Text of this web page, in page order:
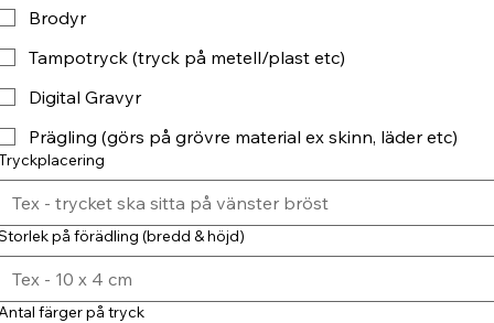
Brodyr
Tampotryck (tryck på metell/plast etc)
Digital Gravyr
Prägling (görs på grövre material ex skinn, läder etc)
på förädling (bredd & höjd)
färger på tryck